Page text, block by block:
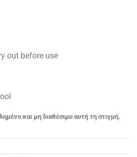
out before use
και μη διαθέσιμο αυτή τη στιγμή.